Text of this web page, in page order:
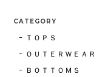
CATEGORY
ＴＯＰＳ
ＯＵＴＥＲＷＥＡＲ
ＢＯＴＴＯＭＳ